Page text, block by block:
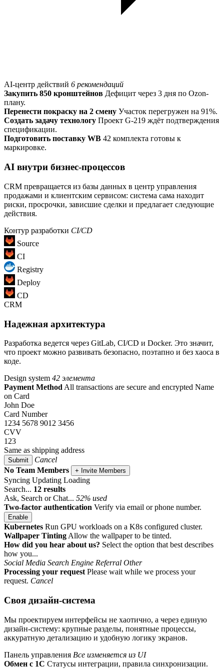
AI-центр действий 6 рекомендаций
Закупить 850 кронштейнов Дефицит через 3 дня по Ozon-
плану.
Перенести покраску на 2 смену Участок перегружен на 91%.
Создать задачу технологу Проект G-219 ждёт подтверждения
спецификации.
Подготовить поставку WB 42 комплекта готовы к
маркировке.
AI внутри бизнес-процессов
CRM превращается из базы данных в центр управления
продажами и клиентским сервисом: система сама находит
риски, просрочки, зависшие сделки и предлагает следующие
действия.
Контур разработки CI/CD
Source
CI
Registry
Deploy
CD
CRM
Надежная архитектура
Разработка ведется через GitLab, CI/CD и Docker. Это значит,
что проект можно развивать безопасно, поэтапно и без хаоса в
коде.
Design system 42 элемента
Payment Method All transactions are secure and encrypted Name
on Card
John Doe
Card Number
1234 5678 9012 3456
CVV
123
Same as shipping address
Submit
Cancel
No Team Members
+ Invite Members
Syncing Updating Loading
Search... 12 results
Ask, Search or Chat... 52% used
Two-factor authentication Verify via email or phone number.
Enable
Kubernetes Run GPU workloads on a K8s configured cluster.
Wallpaper Tinting Allow the wallpaper to be tinted.
How did you hear about us? Select the option that best describes
how you...
Social Media Search Engine Referral Other
Processing your request Please wait while we process your
request. Cancel
Своя дизайн-система
Мы проектируем интерфейсы не хаотично, а через единую
дизайн-систему: крупные разделы, понятные процессы,
аккуратную детализацию и удобную логику экранов.
Панель управления Все изменяется из UI
Обмен с 1С Статусы интеграции, правила синхронизации.